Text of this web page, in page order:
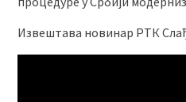
Извештава новинар РТК